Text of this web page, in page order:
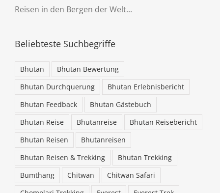
Reisen in den Bergen der Welt...
Beliebteste Suchbegriffe
Bhutan
Bhutan Bewertung
Bhutan Durchquerung
Bhutan Erlebnisbericht
Bhutan Feedback
Bhutan Gästebuch
Bhutan Reise
Bhutanreise
Bhutan Reisebericht
Bhutan Reisen
Bhutanreisen
Bhutan Reisen & Trekking
Bhutan Trekking
Bumthang
Chitwan
Chitwan Safari